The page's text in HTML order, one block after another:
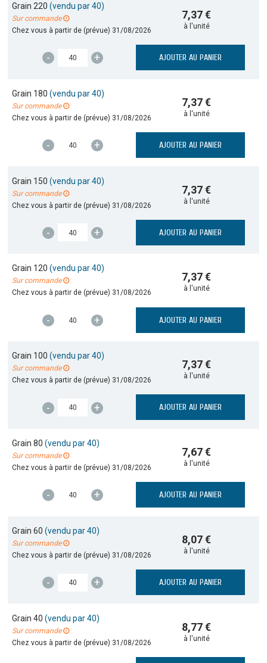
Grain 220(vendu par 40)
Sur commande
Chez vous à partir de (prévue) 31/08/2026
7,37 €
à l'unité
- + AJOUTER AU PANIER
Grain 180(vendu par 40)
Sur commande
Chez vous à partir de (prévue) 31/08/2026
7,37 €
à l'unité
- + AJOUTER AU PANIER
Grain 150(vendu par 40)
Sur commande
Chez vous à partir de (prévue) 31/08/2026
7,37 €
à l'unité
- + AJOUTER AU PANIER
Grain 120(vendu par 40)
Sur commande
Chez vous à partir de (prévue) 31/08/2026
7,37 €
à l'unité
- + AJOUTER AU PANIER
Grain 100(vendu par 40)
Sur commande
Chez vous à partir de (prévue) 31/08/2026
7,37 €
à l'unité
- + AJOUTER AU PANIER
Grain 80(vendu par 40)
Sur commande
Chez vous à partir de (prévue) 31/08/2026
7,67 €
à l'unité
- + AJOUTER AU PANIER
Grain 60(vendu par 40)
Sur commande
Chez vous à partir de (prévue) 31/08/2026
8,07 €
à l'unité
- + AJOUTER AU PANIER
Grain 40(vendu par 40)
Sur commande
Chez vous à partir de (prévue) 31/08/2026
8,77 €
à l'unité